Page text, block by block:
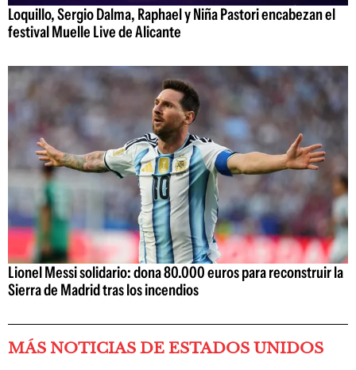
Loquillo, Sergio Dalma, Raphael y Niña Pastori encabezan el
festival Muelle Live de Alicante
Lionel Messi solidario: dona 80.000 euros para reconstruir la
Sierra de Madrid tras los incendios
MÁS NOTICIAS DE ESTADOS UNIDOS